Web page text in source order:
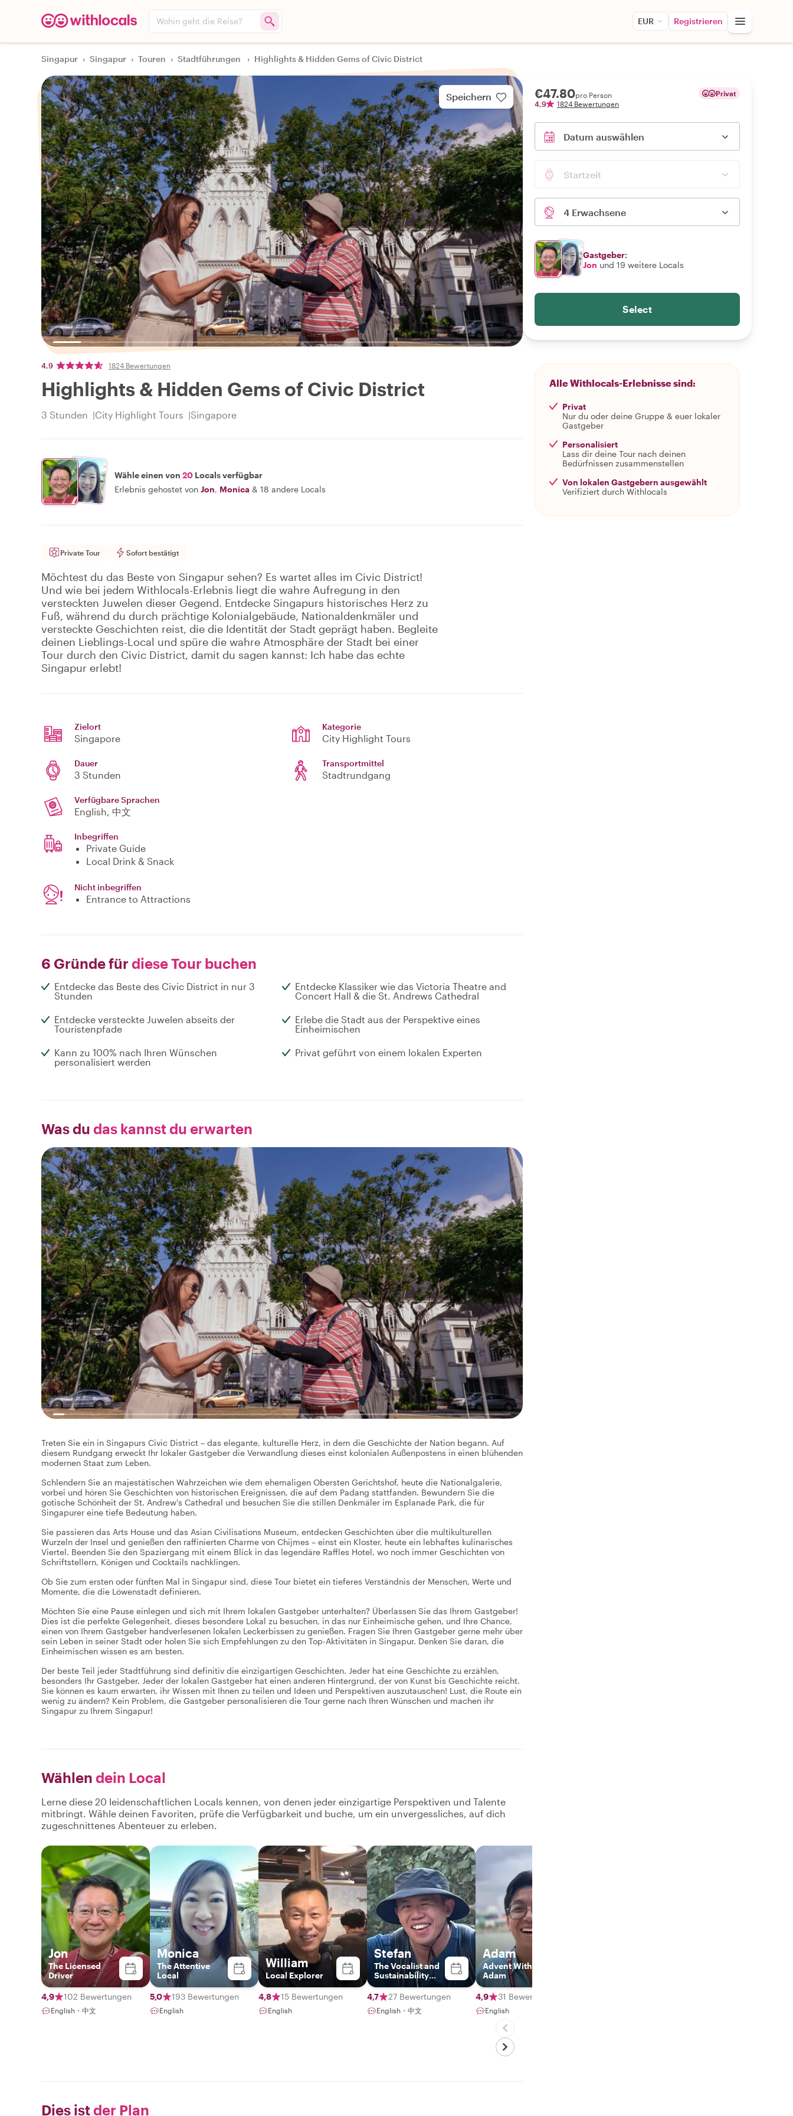
Wohin geht die Reise? EUR Registrieren
Singapur › Singapur › Touren › Stadtführungen › Highlights & Hidden Gems of Civic District
Speichern
4,9 1824 Bewertungen
Highlights & Hidden Gems of Civic District
3 Stunden City Highlight Tours Singapore
Wähle einen von 20 Locals verfügbar
Erlebnis gehostet von Jon, Monica & 18 andere Locals
Private Tour Sofort bestätigt
Möchtest du das Beste von Singapur sehen? Es wartet alles im Civic District!
Und wie bei jedem Withlocals-Erlebnis liegt die wahre Aufregung in den
versteckten Juwelen dieser Gegend. Entdecke Singapurs historisches Herz zu
Fuß, während du durch prächtige Kolonialgebäude, Nationaldenkmäler und
versteckte Geschichten reist, die die Identität der Stadt geprägt haben. Begleite
deinen Lieblings-Local und spüre die wahre Atmosphäre der Stadt bei einer
Tour durch den Civic District, damit du sagen kannst: Ich habe das echte
Singapur erlebt!
Zielort
Singapore
Kategorie
City Highlight Tours
Dauer
3 Stunden
Transportmittel
Stadtrundgang
Verfügbare Sprachen
English, 中文
Inbegriffen
Private Guide
Local Drink & Snack
Nicht inbegriffen
Entrance to Attractions
6 Gründe für diese Tour buchen
Entdecke das Beste des Civic District in nur 3
Stunden
Entdecke Klassiker wie das Victoria Theatre and
Concert Hall & die St. Andrews Cathedral
Entdecke versteckte Juwelen abseits der
Touristenpfade
Erlebe die Stadt aus der Perspektive eines
Einheimischen
Kann zu 100% nach Ihren Wünschen
personalisiert werden
Privat geführt von einem lokalen Experten
Was du das kannst du erwarten
Treten Sie ein in Singapurs Civic District – das elegante, kulturelle Herz, in dem die Geschichte der Nation begann. Auf
diesem Rundgang erweckt Ihr lokaler Gastgeber die Verwandlung dieses einst kolonialen Außenpostens in einen blühenden
modernen Staat zum Leben.
Schlendern Sie an majestätischen Wahrzeichen wie dem ehemaligen Obersten Gerichtshof, heute die Nationalgalerie,
vorbei und hören Sie Geschichten von historischen Ereignissen, die auf dem Padang stattfanden. Bewundern Sie die
gotische Schönheit der St. Andrew's Cathedral und besuchen Sie die stillen Denkmäler im Esplanade Park, die für
Singapurer eine tiefe Bedeutung haben.
Sie passieren das Arts House und das Asian Civilisations Museum, entdecken Geschichten über die multikulturellen
Wurzeln der Insel und genießen den raffinierten Charme von Chijmes – einst ein Kloster, heute ein lebhaftes kulinarisches
Viertel. Beenden Sie den Spaziergang mit einem Blick in das legendäre Raffles Hotel, wo noch immer Geschichten von
Schriftstellern, Königen und Cocktails nachklingen.
Ob Sie zum ersten oder fünften Mal in Singapur sind, diese Tour bietet ein tieferes Verständnis der Menschen, Werte und
Momente, die die Löwenstadt definieren.
Möchten Sie eine Pause einlegen und sich mit Ihrem lokalen Gastgeber unterhalten? Überlassen Sie das Ihrem Gastgeber!
Dies ist die perfekte Gelegenheit, dieses besondere Lokal zu besuchen, in das nur Einheimische gehen, und Ihre Chance,
einen von Ihrem Gastgeber handverlesenen lokalen Leckerbissen zu genießen. Fragen Sie Ihren Gastgeber gerne mehr über
sein Leben in seiner Stadt oder holen Sie sich Empfehlungen zu den Top-Aktivitäten in Singapur. Denken Sie daran, die
Einheimischen wissen es am besten.
Der beste Teil jeder Stadtführung sind definitiv die einzigartigen Geschichten. Jeder hat eine Geschichte zu erzählen,
besonders Ihr Gastgeber. Jeder der lokalen Gastgeber hat einen anderen Hintergrund, der von Kunst bis Geschichte reicht.
Sie können es kaum erwarten, ihr Wissen mit Ihnen zu teilen und Ideen und Perspektiven auszutauschen! Lust, die Route ein
wenig zu ändern? Kein Problem, die Gastgeber personalisieren die Tour gerne nach Ihren Wünschen und machen ihr
Singapur zu Ihrem Singapur!
Wählen dein Local
Lerne diese 20 leidenschaftlichen Locals kennen, von denen jeder einzigartige Perspektiven und Talente
mitbringt. Wähle deinen Favoriten, prüfe die Verfügbarkeit und buche, um ein unvergessliches, auf dich
zugeschnittenes Abenteuer zu erleben.
Jon
The Licensed
Driver
4,9 102 Bewertungen
English・中文
Monica
The Attentive
Local
5,0 193 Bewertungen
English
William
Local Explorer
4,8 15 Bewertungen
English
Stefan
The Vocalist and
Sustainability
Advocate
4,7
27 Bewertungen
English・中文
Adam
Advent With
Adam
4,9 31 Bewertungen
English
Dies istder Plan
€47.80pro Person
4,9
1824 Bewertungen
Privat
Datum auswählen
Startzeit
4 Erwachsene
Gastgeber:
Jon und 19 weitere Locals
Select
Alle Withlocals-Erlebnisse sind:
Privat
Nur du oder deine Gruppe & euer lokaler
Gastgeber
Personalisiert
Lass dir deine Tour nach deinen
Bedürfnissen zusammenstellen
Von lokalen Gastgebern ausgewählt
Verifiziert durch Withlocals